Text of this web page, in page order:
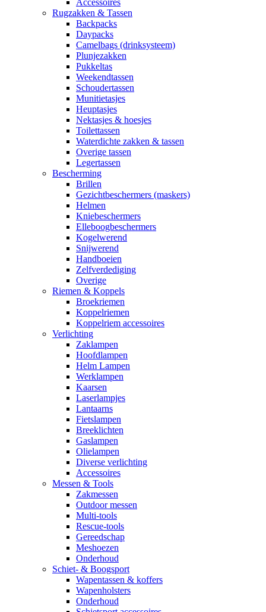
Rugzakken & Tassen
Backpacks
Daypacks
Camelbags (drinksysteem)
Plunjezakken
Pukkeltas
Weekendtassen
Schoudertassen
Munitietasjes
Heuptasjes
Nektasjes & hoesjes
Toilettassen
Waterdichte zakken & tassen
Overige tassen
Legertassen
Bescherming
Brillen
Gezichtbeschermers (maskers)
Helmen
Kniebeschermers
Elleboogbeschermers
Kogelwerend
Snijwerend
Handboeien
Zelfverdediging
Overige
Riemen & Koppels
Broekriemen
Koppelriemen
Koppelriem accessoires
Verlichting
Zaklampen
Hoofdlampen
Helm Lampen
Werklampen
Kaarsen
Laserlampjes
Lantaarns
Fietslampen
Breeklichten
Gaslampen
Olielampen
Diverse verlichting
Accessoires
Messen & Tools
Zakmessen
Outdoor messen
Multi-tools
Rescue-tools
Gereedschap
Meshoezen
Onderhoud
Schiet- & Boogsport
Wapentassen & koffers
Wapenholsters
Onderhoud